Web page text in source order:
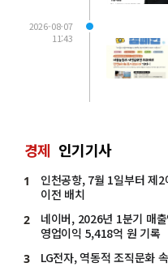
2026-08-07
11:43
경제 인기기사
1
인천공항, 7월 1일부터 제
이전 배치
2
네이버, 2026년 1분기 매
영업이익 5,418억 원 기록
3 LG전자, 역동적 조직문화